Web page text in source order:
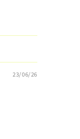
23/06/26